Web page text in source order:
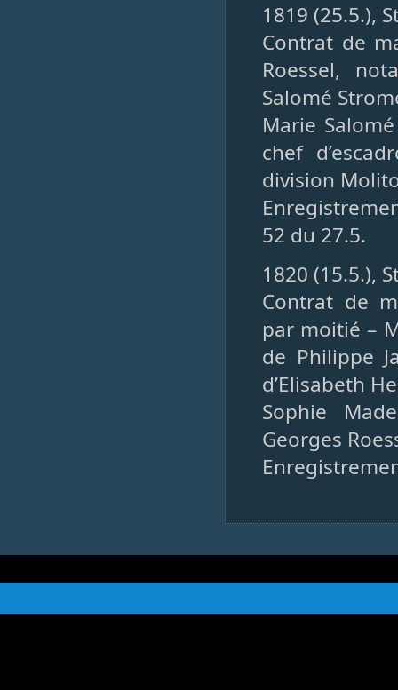
1819 (25.5.),
Contrat de
Roessel,
Salomé
Marie
chef
division
52 du 27.5.
1820 (15.5.),
Contrat de
par moitié –
de Philippe
d’Elisabeth
Sophie
Georges